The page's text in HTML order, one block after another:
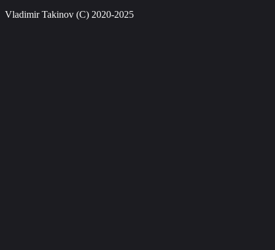
Vladimir Takinov (C) 2020-2025